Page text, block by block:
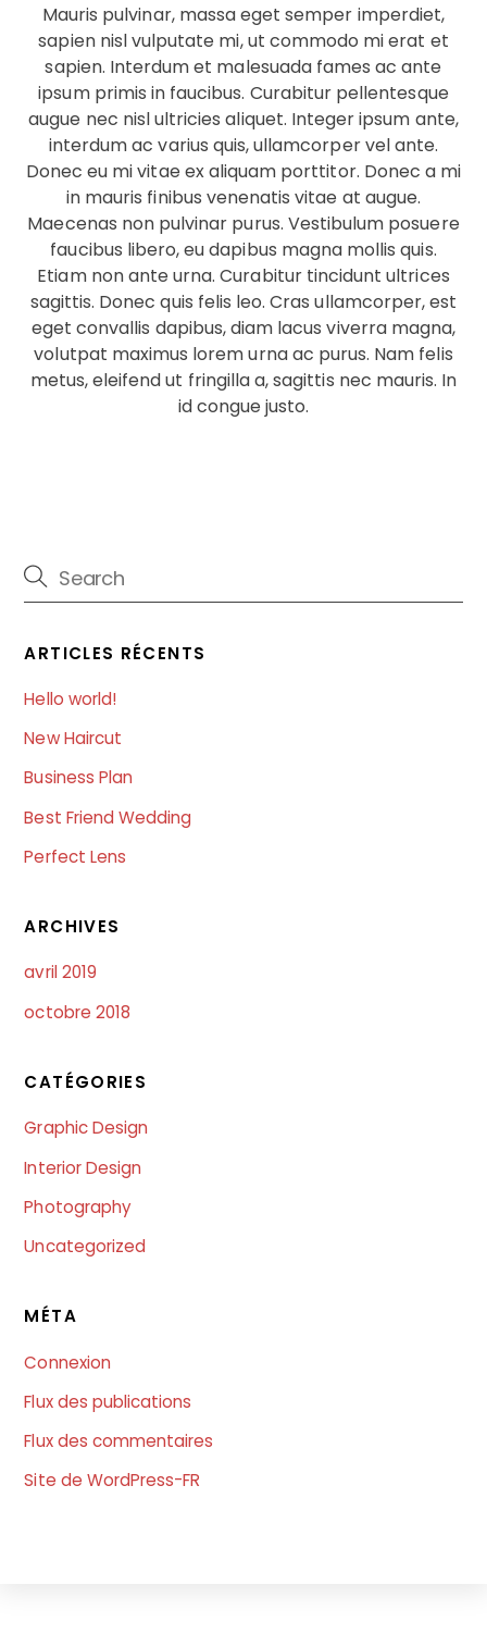
Mauris pulvinar, massa eget semper imperdiet,
sapien nisl vulputate mi, ut commodo mi erat et
sapien. Interdum et malesuada fames ac ante
ipsum primis in faucibus. Curabitur pellentesque
augue nec nisl ultricies aliquet. Integer ipsum ante,
interdum ac varius quis, ullamcorper vel ante.
Donec eu mi vitae ex aliquam porttitor. Donec a mi
in mauris finibus venenatis vitae at augue.
Maecenas non pulvinar purus. Vestibulum posuere
faucibus libero, eu dapibus magna mollis quis.
Etiam non ante urna. Curabitur tincidunt ultrices
sagittis. Donec quis felis leo. Cras ullamcorper, est
eget convallis dapibus, diam lacus viverra magna,
volutpat maximus lorem urna ac purus. Nam felis
metus, eleifend ut fringilla a, sagittis nec mauris. In
id congue justo.
ARTICLES RÉCENTS
Hello world!
New Haircut
Business Plan
Best Friend Wedding
Perfect Lens
ARCHIVES
avril 2019
octobre 2018
CATÉGORIES
Graphic Design
Interior Design
Photography
Uncategorized
MÉTA
Connexion
Flux des publications
Flux des commentaires
Site de WordPress-FR